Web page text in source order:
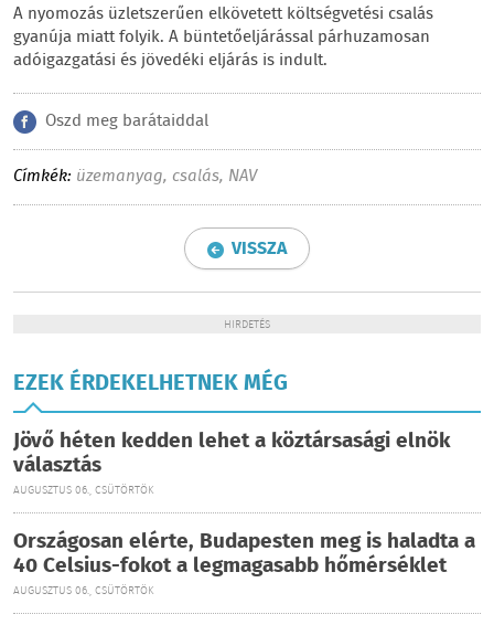
A nyomozás üzletszerűen elkövetett költségvetési csalás
gyanúja miatt folyik. A büntetőeljárással párhuzamosan
adóigazgatási és jövedéki eljárás is indult.
Oszd meg barátaiddal
Címkék: üzemanyag, csalás, NAV
VISSZA
HIRDETÉS
EZEK ÉRDEKELHETNEK MÉG
Jövő héten kedden lehet a köztársasági elnök
választás
AUGUSZTUS 06., CSÜTÖRTÖK
Országosan elérte, Budapesten meg is haladta a
40 Celsius-fokot a legmagasabb hőmérséklet
AUGUSZTUS 06., CSÜTÖRTÖK